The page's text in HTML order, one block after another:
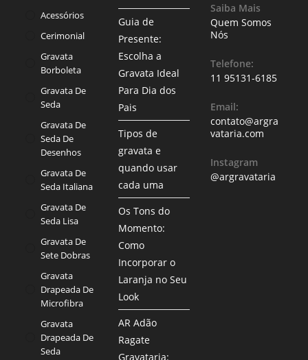
Acessórios
Cerimonial
Gravata
Borboleta
Gravata De
Seda
Gravata De
Seda De
Desenhos
Gravata De
Seda Italiana
Gravata De
Seda Lisa
Gravata De
Sete Dobras
Gravata
Drapeada De
Microfibra
Gravata
Drapeada De
Seda
Guia de
Presente:
Escolha a
Gravata Ideal
Para Dia dos
Pais
Tipos de
gravata e
quando usar
cada uma
Os Tons do
Momento:
Como
Incorporar o
Laranja no Seu
Look
AR Adão
Ragate
Gravataria:
Saiba Mais
Quem Somos
Nós
Telefone:
11 95131-6185
Email:
contato@argra
vataria.com
Instagram
@argravataria